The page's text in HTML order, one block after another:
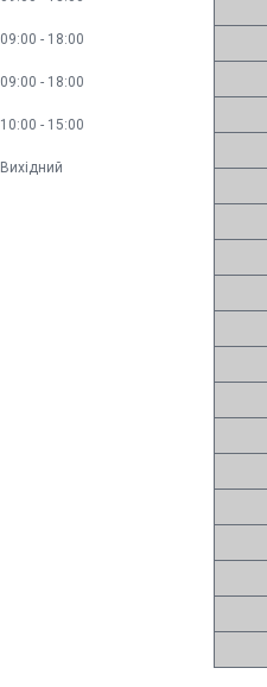
09:00 18:00
09:00 18:00
10:00 15:00
Вихідний